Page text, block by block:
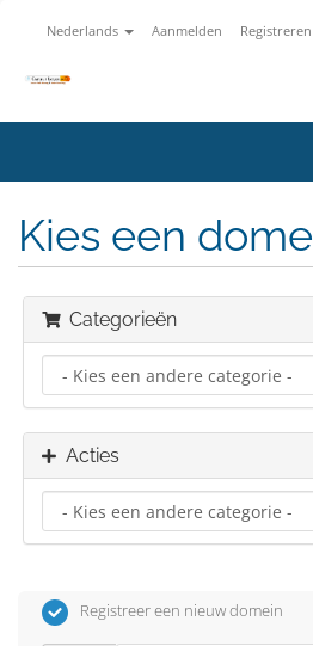
Nederlands Aanmelden Registreren
Kies een
Categorieën
Acties
Registreer een nieuw domein